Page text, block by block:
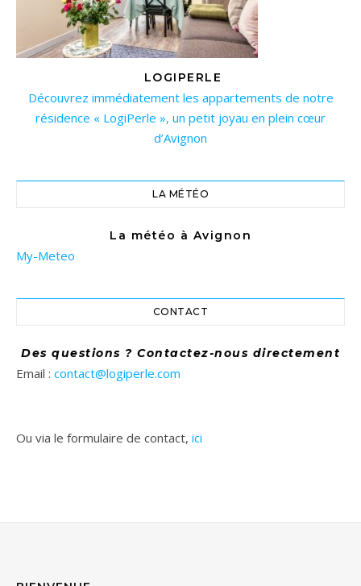
LOGIPERLE
Découvrez immédiatement les appartements de notre
résidence « LogiPerle », un petit joyau en plein cœur
d’Avignon
LA MÉTÉO
La météo à Avignon
My-Meteo
CONTACT
Des questions ? Contactez-nous directement
Email : contact@logiperle.com
Ou via le formulaire de contact, ici